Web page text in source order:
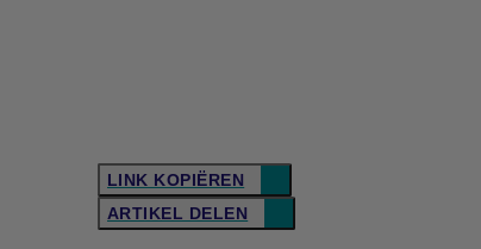
LINK KOPIËREN
ARTIKEL DELEN